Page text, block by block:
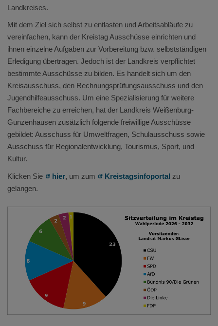
Landkreises.
Mit dem Ziel sich selbst zu entlasten und Arbeitsabläufe zu
vereinfachen, kann der Kreistag Ausschüsse einrichten und
ihnen einzelne Aufgaben zur Vorbereitung bzw. selbstständigen
Erledigung übertragen. Jedoch ist der Landkreis verpflichtet
bestimmte Ausschüsse zu bilden. Es handelt sich um den
Kreisausschuss, den Rechnungsprüfungsausschuss und den
Jugendhilfeausschuss. Um eine Spezialisierung für weitere
Fachbereiche zu erreichen, hat der Landkreis Weißenburg-
Gunzenhausen zusätzlich folgende freiwillige Ausschüsse
gebildet: Ausschuss für Umweltfragen, Schulausschuss sowie
Ausschuss für Regionalentwicklung, Tourismus, Sport, und
Kultur.
Klicken Sie hier, um zum Kreistagsinfoportal zu
gelangen.